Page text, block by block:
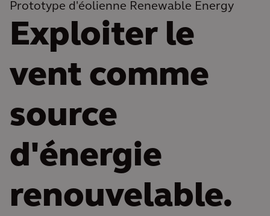
Prototype d'éolienne Renewable Energy
Exploiter le
vent comme
source
d'énergie
renouvelable.